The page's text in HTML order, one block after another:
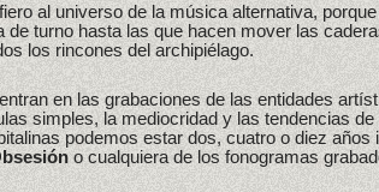
al universo de la música alternativa,
de turno hasta las que hacen mover las
los rincones del archipiélago.
en las grabaciones de las entidades
simples, la mediocridad y las tendencias
podemos estar dos, cuatro o diez años
o cualquiera de los fonogramas